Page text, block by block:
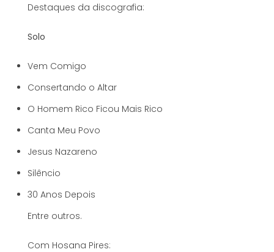
Destaques da discografia:
Solo
Vem Comigo
Consertando o Altar
O Homem Rico Ficou Mais Rico
Canta Meu Povo
Jesus Nazareno
Silêncio
30 Anos Depois
Entre outros.
Com Hosana Pires: